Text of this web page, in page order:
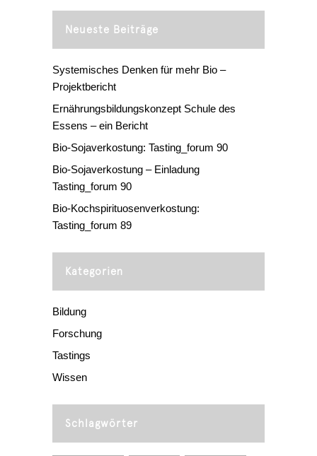
Neueste Beiträge
Systemisches Denken für mehr Bio –
Projektbericht
Ernährungsbildungskonzept Schule des
Essens – ein Bericht
Bio-Sojaverkostung: Tasting_forum 90
Bio-Sojaverkostung – Einladung
Tasting_forum 90
Bio-Kochspirituosenverkostung:
Tasting_forum 89
Kategorien
Bildung
Forschung
Tastings
Wissen
Schlagwörter